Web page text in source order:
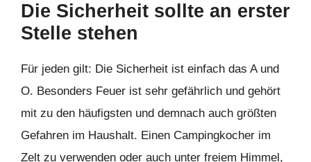
Die Sicherheit sollte an erster
Stelle stehen
Für jeden gilt: Die Sicherheit ist einfach das A und
O. Besonders Feuer ist sehr gefährlich und gehört
mit zu den häufigsten und demnach auch größten
Gefahren im Haushalt. Einen Campingkocher im
Zelt zu verwenden oder auch unter freiem Himmel,